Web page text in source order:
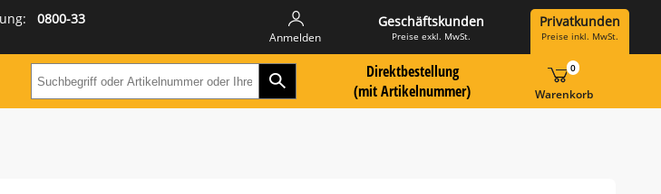
0800-33
Anmelden
Geschäftskunden
Preise exkl. MwSt.
Privatkunden
Preise inkl. MwSt.
Suchbegriff oder Artikelnummer hier eingeben:
Zur Suche LandingpageDirektbestellung
(mit Artikelnummer)
Warenkorb
0